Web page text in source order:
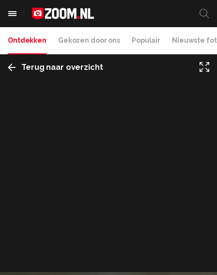
Ontdekken Gekozen door ons Populair Nieuwste
Terug naar overzicht